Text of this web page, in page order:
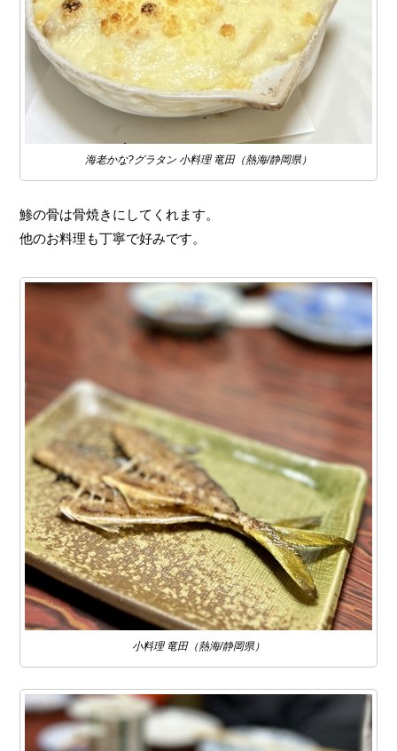
海老かな?グラタン 小料理 竜田（熱海/静岡県）
鯵の骨は骨焼きにしてくれます。
他のお料理も丁寧で好みです。
小料理 竜田（熱海/静岡県）